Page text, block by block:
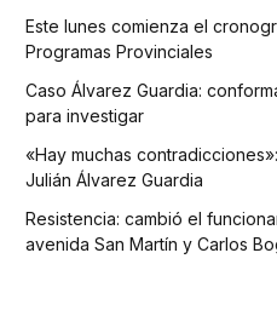
Este lunes comienza el
Programas Provinciales
Caso Álvarez Guardia:
para investigar
«Hay muchas
Julián Álvarez Guardia
Resistencia: cambió el
avenida San Martín y Carlos